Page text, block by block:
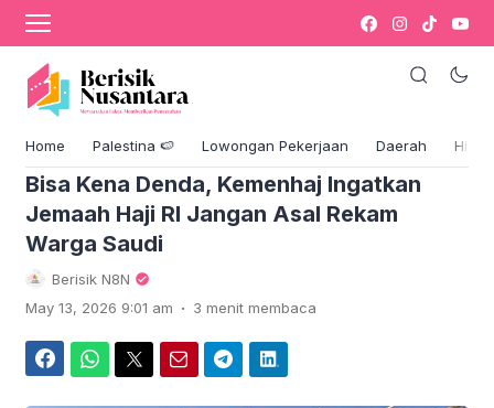
Home Palestina 🍉 Lowongan Pekerjaan Daerah
Komentar › Blog & Berita
Bisa Kena Denda, Kemenhaj Ingatkan
Jemaah Haji RI Jangan Asal Rekam
Warga Saudi
Berisik N8N
May 13, 2026 9:01 am . 3 menit membaca